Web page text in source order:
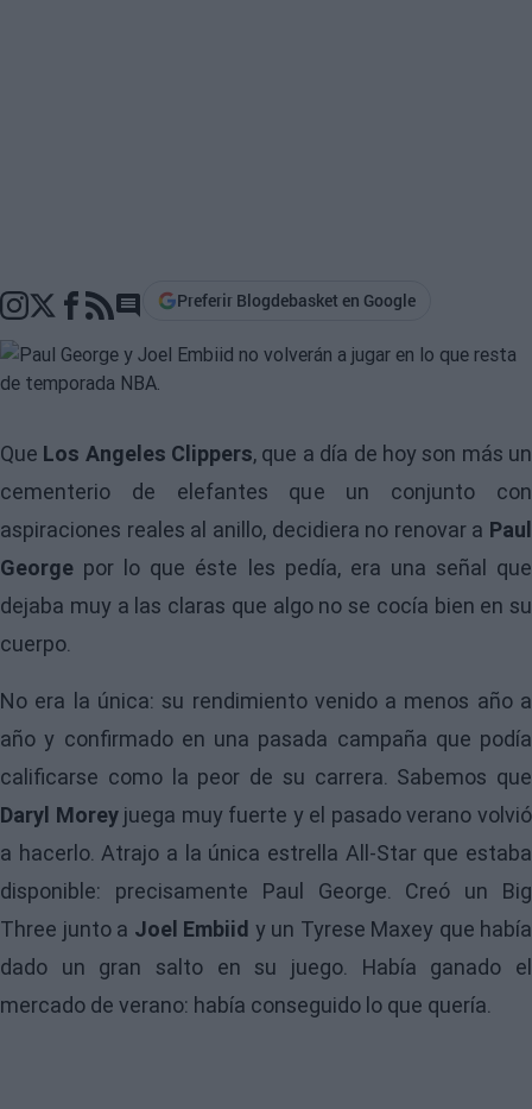
Go to comments section
Preferir Blogdebasket en Google
Que Los Angeles Clippers, que a día de hoy son más un
cementerio de elefantes que un conjunto con
aspiraciones reales al anillo, decidiera no renovar a Paul
George por lo que éste les pedía, era una señal que
dejaba muy a las claras que algo no se cocía bien en su
cuerpo.
No era la única: su rendimiento venido a menos año a
año y confirmado en una pasada campaña que podía
calificarse como la peor de su carrera. Sabemos que
Daryl Morey juega muy fuerte y el pasado verano volvió
a hacerlo. Atrajo a la única estrella All-Star que estaba
disponible: precisamente Paul George. Creó un Big
Three junto a Joel Embiid y un Tyrese Maxey que había
dado un gran salto en su juego. Había ganado el
mercado de verano: había conseguido lo que quería.